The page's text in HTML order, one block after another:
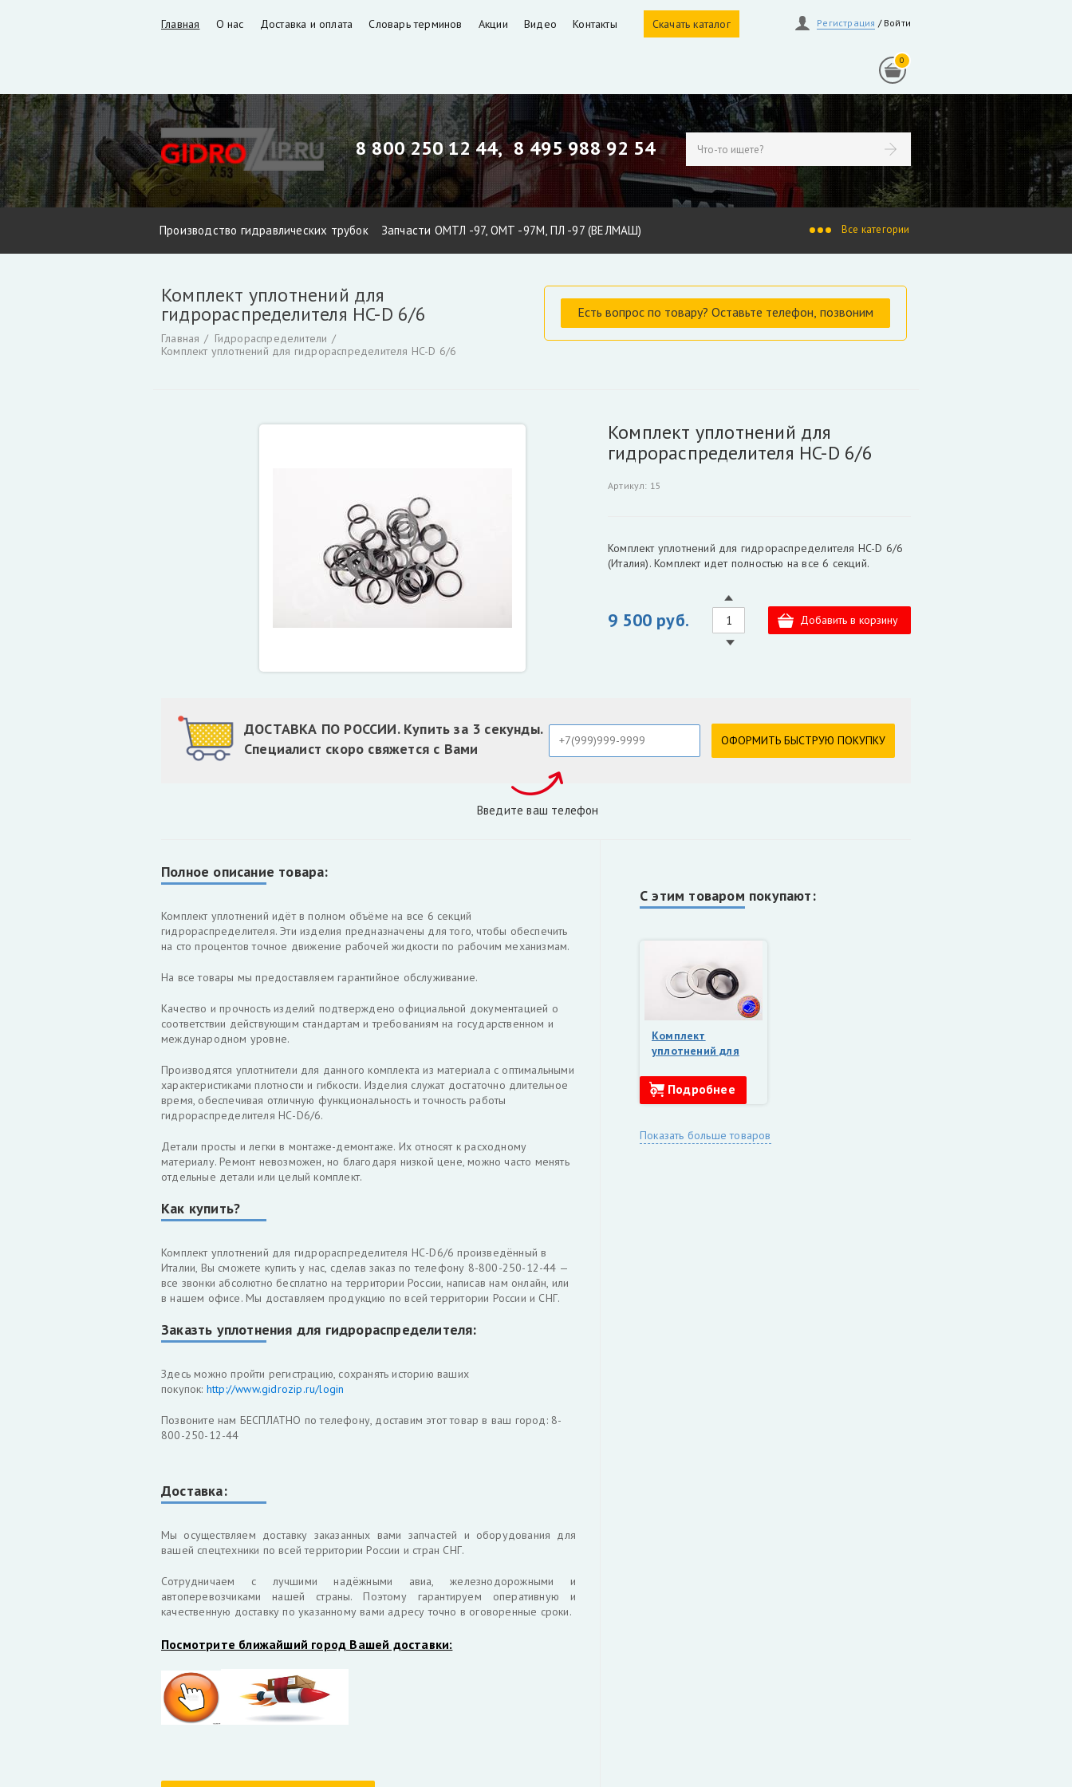
Скачать каталог Регистрация / Войти
0
Главная О нас Доставка и оплата Словарь терминов Акции Видео Контакты
8 800 250 12 44, 8 495 988 92 54
Производство гидравлических трубок
Запчасти ОМТЛ -97, ОМТ -97М, ПЛ -97 (ВЕЛМАШ)
Фильтры и фильтроэлементы для гидроманипуляторов
Уплотнения для гидроцилиндров Гидронасосы, гидромоторы
Ротаторы
Захват для леса и лома
Коробка отбора мощности КАМАЗ и другие
РВД производство, ремонт, продажа
Инструмент для разделки кабеля
Гидроцилиндры Fuchs
Комплект уплотнений для
гидрораспределителя HC-D 6/6
Главная
Гидрораспределители
Комплект уплотнений для гидрораспределителя HC-D 6/6
Комплект уплотнений для
гидрораспределителя HC-D 6/6
Артикул: 15
Комплект уплотнений для гидрораспределителя HC-D 6/6
(Италия). Комплект идет полностью на все 6 секций.
9 500 руб.
ДОСТАВКА ПО РОССИИ. Купить за 3 секунды.
Специалист скоро свяжется с Вами
Введите ваш телефон
Полное описание товара:
Комплект уплотнений идёт в полном объёме на все 6 секций
гидрораспределителя. Эти изделия предназначены для того, чтобы обеспечить
на сто процентов точное движение рабочей жидкости по рабочим механизмам.
На все товары мы предоставляем гарантийное обслуживание.
Качество и прочность изделий подтверждено официальной документацией о
соответствии действующим стандартам и требованиям на государственном и
международном уровне.
Производятся уплотнители для данного комплекта из материала с оптимальными
характеристиками плотности и гибкости. Изделия служат достаточно длительное
время, обеспечивая отличную функциональность и точность работы
гидрораспределителя НС-D6/6.
Детали просты и легки в монтаже-демонтаже. Их относят к расходному
материалу. Ремонт невозможен, но благодаря низкой цене, можно часто менять
отдельные детали или целый комплект.
Как купить?
Комплект уплотнений для гидрораспределителя НС-D6/6 произведённый в
Италии, Вы сможете купить у нас, сделав заказ по телефону 8-800-250-12-44 —
все звонки абсолютно бесплатно на территории России, написав нам онлайн, или
в нашем офисе. Мы доставляем продукцию по всей территории России и СНГ.
Заказть уплотнения для гидрораспределителя:
Здесь можно пройти регистрацию, сохранять историю ваших
покупок: http://www.gidrozip.ru/login
Позвоните нам БЕСПЛАТНО по телефону, доставим этот товар в ваш город: 8-
800-250-12-44
С этим товаром покупают:
Комплект
уплотнений для
RM-276
Подробнее
Показать больше товаров
Доставка:
Мы осуществляем доставку заказанных вами запчастей и оборудования для
вашей спецтехники по всей территории России и стран СНГ.
Cотрудничаем с лучшими надёжными авиа, железнодорожными и
автоперевозчиками нашей страны. Поэтому гарантируем оперативную и
качественную доставку по указанному вами адресу точно в оговоренные сроки.
Посмотрите ближайший город Вашей доставки: